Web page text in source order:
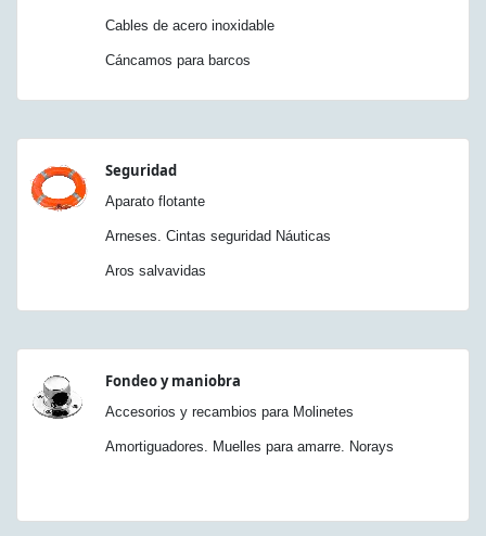
Cables de acero inoxidable
Cáncamos para barcos
Seguridad
Aparato flotante
Arneses. Cintas seguridad Náuticas
Aros salvavidas
Fondeo y maniobra
Accesorios y recambios para Molinetes
Amortiguadores. Muelles para amarre. Norays